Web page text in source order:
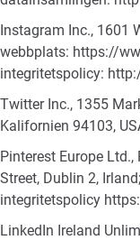
Instagram Inc., 1601
webbplats: https://
integritetspolicy:
Twitter Inc., 1355
Kalifornien 94103,
Pinterest Europe
Street, Dublin 2, Irland;
integritetspolicy
LinkedIn Ireland